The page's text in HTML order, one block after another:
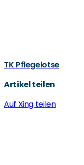
TK Pflegelotse
Artikel teilen
Auf Xing teilen